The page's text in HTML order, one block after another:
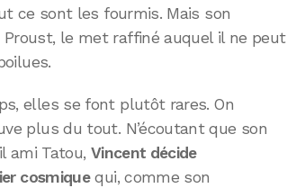
ce sont les fourmis. Mais son
le met raffiné auquel il ne peut
elles se font plutôt rares. On
plus du tout. N’écoutant que son
ami Tatou, Vincent décide
cosmiquequi, comme son